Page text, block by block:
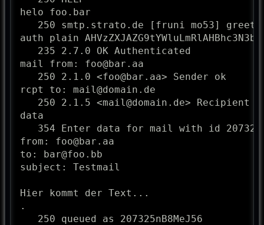
helo foo.bar
250 smtp.strato.de [fruni mo53]
auth plain
   235 2.7.0 OK Authenticated
mail from: foo@bar.aa
   250 2.1.0 <foo@bar.aa> Sender ok
rcpt to: mail@domain.de
250 2.1.5 <mail@domain.de> Recipient
data
354 Enter data for mail with id
from: foo@bar.aa
to: bar@foo.bb
subject: Testmail
Hier kommt der Text...
.
   250 queued as 207325nB8MeJ56